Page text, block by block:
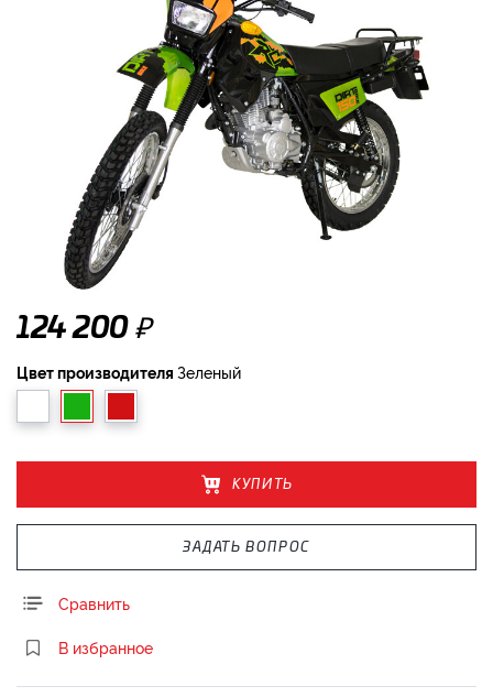
124 200 ₽
Цвет производителя Зеленый
КУПИТЬ
ЗАДАТЬ ВОПРОС
Сравнить
В избранное